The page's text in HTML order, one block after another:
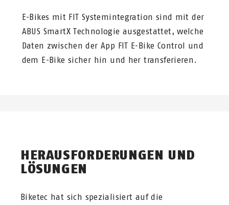
E-Bikes mit FIT Systemintegration sind mit der
ABUS SmartX Technologie ausgestattet, welche
Daten zwischen der App FIT E-Bike Control und
dem E-Bike sicher hin und her transferieren.
HERAUSFORDERUNGEN UND
LÖSUNGEN
Biketec hat sich spezialisiert auf die